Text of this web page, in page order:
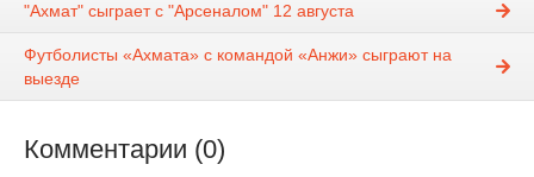
"Ахмат" сыграет с "Арсеналом" 12 августа
Футболисты «Ахмата» с командой «Анжи» сыграют на
выезде
Комментарии (0)